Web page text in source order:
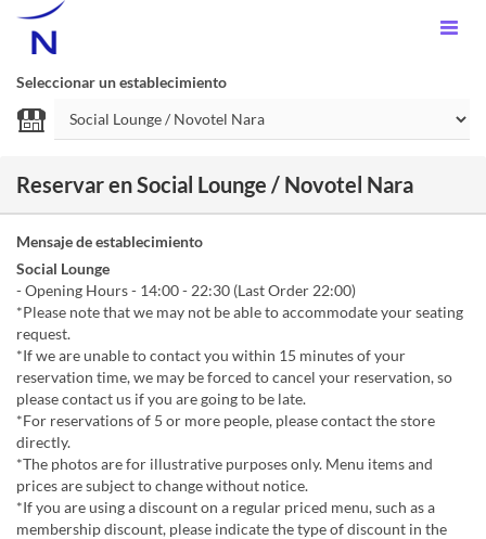
Seleccionar un establecimiento
Reservar en Social Lounge / Novotel Nara
Mensaje de establecimiento
Social Lounge
- Opening Hours - 14:00 - 22:30 (Last Order 22:00)
*Please note that we may not be able to accommodate your seating
request.
*If we are unable to contact you within 15 minutes of your
reservation time, we may be forced to cancel your reservation, so
please contact us if you are going to be late.
*For reservations of 5 or more people, please contact the store
directly.
*The photos are for illustrative purposes only. Menu items and
prices are subject to change without notice.
*If you are using a discount on a regular priced menu, such as a
membership discount, please indicate the type of discount in the